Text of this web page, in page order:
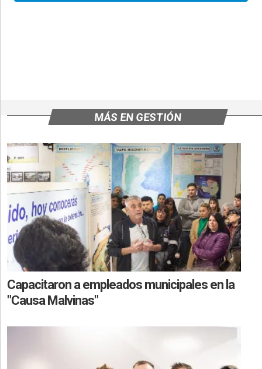
MÁS EN GESTIÓN
Capacitaron a empleados municipales en la
"Causa Malvinas"